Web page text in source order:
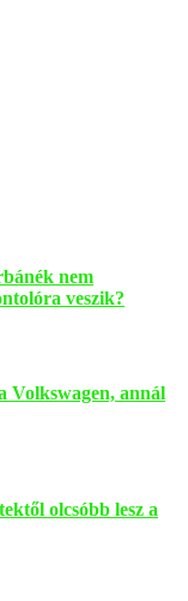
nem
veszik?
Volkswagen, annál
olcsóbb lesz a